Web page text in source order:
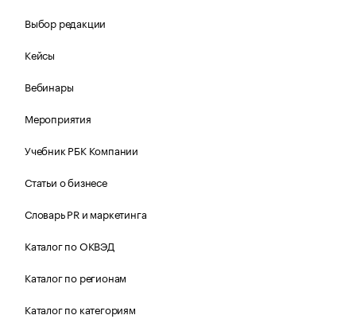
Выбор редакции
Кейсы
Вебинары
Мероприятия
Учебник РБК Компании
Статьи о бизнесе
Словарь PR и маркетинга
Каталог по ОКВЭД
Каталог по регионам
Каталог по категориям